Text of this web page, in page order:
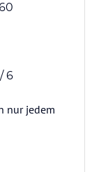
/ 6
nur jedem